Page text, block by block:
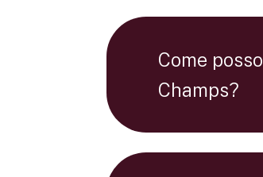
Come
Champs?